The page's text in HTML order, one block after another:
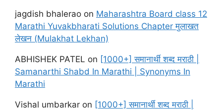
jagdish bhalerao on Maharashtra Board class 12
Marathi Yuvakbharati Solutions Chapter मुलाखत
लेखन (Mulakhat Lekhan)
ABHISHEK PATEL on [1000+] समानार्थी शब्द मराठी |
Samanarthi Shabd In Marathi | Synonyms In
Marathi
Vishal umbarkar on [1000+] समानार्थी शब्द मराठी |